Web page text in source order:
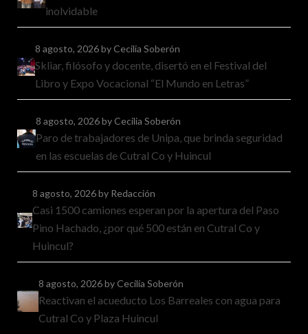
inolvidable
8 agosto, 2026by Cecilia Soberón
Skliar, filósofo y docente, disertó en el Festival del
Libro y Expo Vocacional “El Mundo en Letras”
8 agosto, 2026by Cecilia Soberón
Paro de trabajadores de Unipa, que brinda seguridad
en las escuelas de Cutral Co y Huincul
8 agosto, 2026by Redacción
Casi 1500 camiones esperan por la apertura del Paso
Pino Hachado, ¿por qué 500 están en Cutral Co y
Huincul?
8 agosto, 2026by Cecilia Soberón
Reactivan el acueducto Los Barreales con agua para
Cutral Co y Plaza Huincul